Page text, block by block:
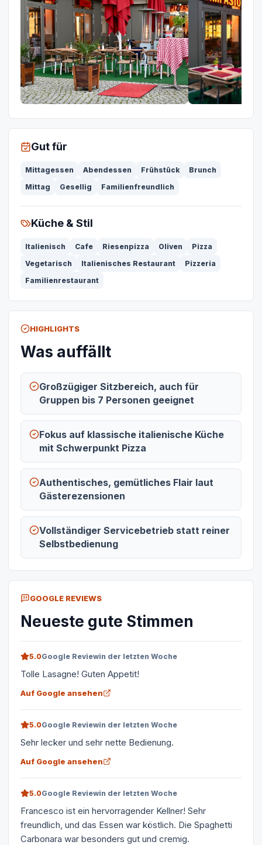
Gut für
Mittagessen Abendessen Frühstück
Brunch
Mittag
Gesellig Familienfreundlich
Küche & Stil
Italienisch Cafe Riesenpizza Oliven
Pizza
Vegetarisch
Italienisches Restaurant
Pizzeria
Familienrestaurant
HIGHLIGHTS
Was auffällt
Großzügiger Sitzbereich, auch für
Gruppen bis 7 Personen geeignet
Fokus auf klassische italienische Küche
mit Schwerpunkt Pizza
Authentisches, gemütliches Flair laut
Gästerezensionen
Vollständiger Servicebetrieb statt reiner
Selbstbedienung
GOOGLE REVIEWS
Neueste gute Stimmen
5.0Google Reviewin der letzten Woche
Tolle Lasagne! Guten Appetit!
Auf Google ansehen
5.0Google Reviewin der letzten Woche
Sehr lecker und sehr nette Bedienung.
Auf Google ansehen
5.0Google Reviewin der letzten Woche
Francesco ist ein hervorragender Kellner! Sehr
freundlich, und das Essen war köstlich. Die Spaghetti
Carbonara war besonders gut und cremig.